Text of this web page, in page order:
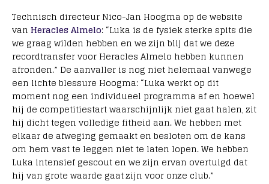
Technisch directeur Nico-Jan Hoogma op de website
van Heracles Almelo: “Luka is de fysiek sterke spits die
we graag wilden hebben en we zijn blij dat we deze
recordtransfer voor Heracles Almelo hebben kunnen
afronden.” De aanvaller is nog niet helemaal vanwege
een lichte blessure Hoogma: “Luka werkt op dit
moment nog een individueel programma af en hoewel
hij de competitiestart waarschijnlijk niet gaat halen, zit
hij dicht tegen volledige fitheid aan. We hebben met
elkaar de afweging gemaakt en besloten om de kans
om hem vast te leggen niet te laten lopen. We hebben
Luka intensief gescout en we zijn ervan overtuigd dat
hij van grote waarde gaat zijn voor onze club.”